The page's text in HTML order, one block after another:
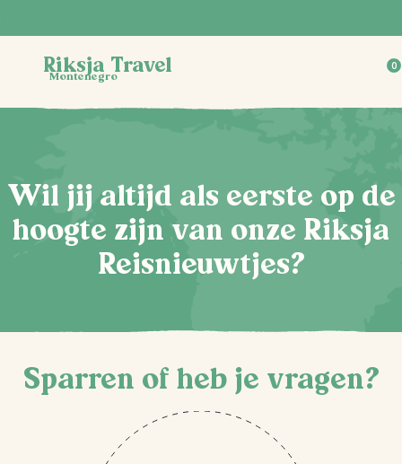
Riksja Travel
Montenegro
0
Wil jij altijd als eerste op de
hoogte zijn van onze Riksja
Reisnieuwtjes?
Sparren of heb je vragen?